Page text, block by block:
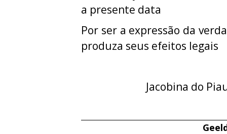
a presente data
Por ser a expressão da
produza seus efeitos legais
Jacobina do